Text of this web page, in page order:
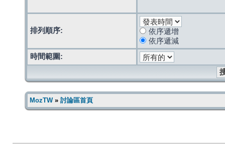
排列順序:
依序遞增
依序遞減
時間範圍:
MozTW» 討論區首頁